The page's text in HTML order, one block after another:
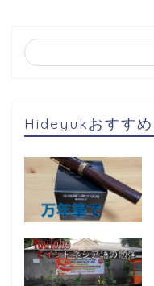
Hideyukおすすめ